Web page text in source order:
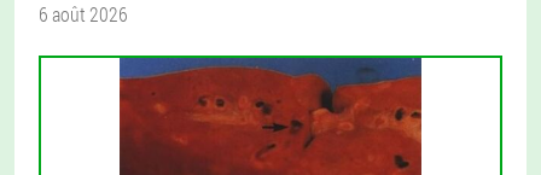
6 août 2026